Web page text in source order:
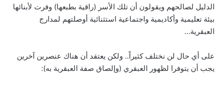
الدليل لصالحهم ويقولون أن تلك الأسر (راقية بطبعها) وفرت لأبنائها
بيئة تعليمية وأكاديمية واجتماعية استثنائية أوصلتهم لمدارج
العبقرية…
على أي حال لن نختلف كثيراً.. ولكن يعتقد أن هناك عنصرين آخرين
يجب أن يتوفرا لظهور العبقري (وإلصاق صفة العبقرية به):